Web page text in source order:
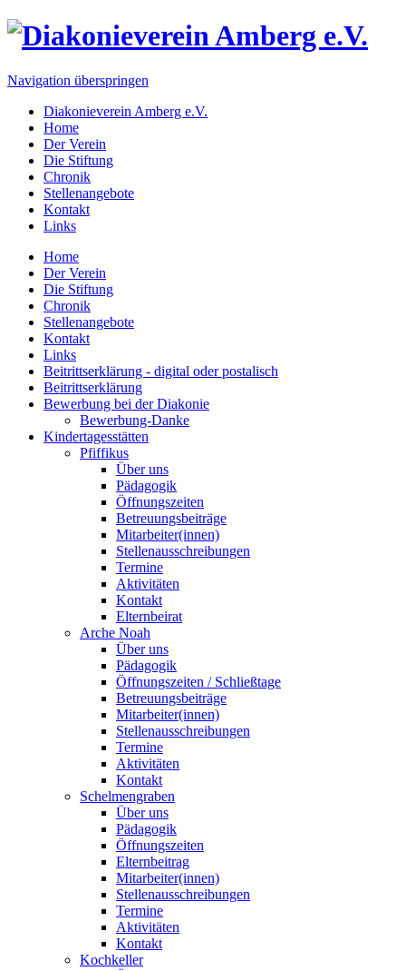
Navigation überspringen
Diakonieverein Amberg e.V.
Home
Der Verein
Die Stiftung
Chronik
Stellenangebote
Kontakt
Links
Home
Der Verein
Die Stiftung
Chronik
Stellenangebote
Kontakt
Links
Beitrittserklärung - digital oder postalisch
Beitrittserklärung
Bewerbung bei der Diakonie
Bewerbung-Danke
Kindertagesstätten
Pfiffikus
Über uns
Pädagogik
Öffnungszeiten
Betreuungsbeiträge
Mitarbeiter(innen)
Stellenausschreibungen
Termine
Aktivitäten
Kontakt
Elternbeirat
Arche Noah
Über uns
Pädagogik
Öffnungszeiten / Schließtage
Betreuungsbeiträge
Mitarbeiter(innen)
Stellenausschreibungen
Termine
Aktivitäten
Kontakt
Schelmengraben
Über uns
Pädagogik
Öffnungszeiten
Elternbeitrag
Mitarbeiter(innen)
Stellenausschreibungen
Termine
Aktivitäten
Kontakt
Kochkeller